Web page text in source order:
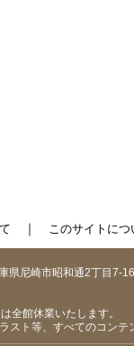
｜ このサイトにつ
県尼崎市昭和通2丁目7-16
館休業いたします。
スト等、すべてのコン